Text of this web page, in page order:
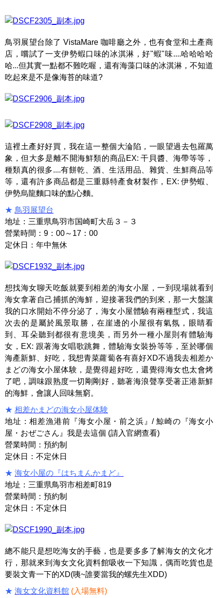
鳥羽展望台除了 VistaMare 咖啡廳之外，也有食堂和土產商
店，嚐試了一支伊勢蝦口味的冰淇淋，好"蝦"味....哈哈哈哈
哈...但其實一點都不難吃喔，還有海藻口味的冰淇淋，不知道
吃起來是不是像海苔的味道?
這裡土產好好買，我在這一整個大淪陷，一眼望過去包羅萬
象，但大多是離不開海鮮類的商品EX: 干貝醬、海帶等等，
種類真的很多....有餅乾、酒、生活用品、雜貨、生鮮商品等
等，還有許多商品都是三重縣特產食材製作，EX: 伊勢蝦、
伊勢烏龍麵口味的點心麵。
★ 鳥羽展望台
地址：三重県鳥羽市国崎町大岳３－３
營業時間：9：00～17：00
定休日：年中無休
想找海女聊天吃飯就要到相差的海女小屋，一到現場就看到
海女拿著自己捕抓的海鮮，迎接著我們的到來，那一大盤讓
我的口水開始不停分泌了，海女小屋體驗有兩種型式，我這
次去的是屬於風景取勝，在崖邊的小屋很有氣氛，眼睛看
到、耳朵聽到都很有意境美，而另外一種小屋則有體驗海
女，EX: 跟著海女唱歌跳舞，體驗海女裝扮等等，至於哪個
海產新鮮、好吃，我想青菜蘿蔔各有喜好XD不過我去相差か
まどの海女小屋体験，是覺得超好吃，還覺得海女也太會烤
了吧，調味跟熟度一切剛剛好，聽著海浪聲享受著正港新鮮
的海鮮，會讓人回味無窮。
★ 相差かまどの海女小屋体験
地址：相差漁港前『海女小屋・前之浜』/ 鯨崎の『海女小
屋・おぜごさん』我是去這個 (請入官網查看)
營業時間：預約制
定休日：不定休日
★ 海女小屋の『はちまんかまど』
地址：三重県鳥羽市相差町819
營業時間：預約制
定休日：不定休日
總不能只是想吃海女的手藝，也是要多多了解海女的文化才
行，那就來到海女文化資料館吸收一下知識，偶而吃貨也是
要裝文青一下的XD(咦~誰要當我的螺先生XDD)
★ 海女文化資料館 (入場無料)